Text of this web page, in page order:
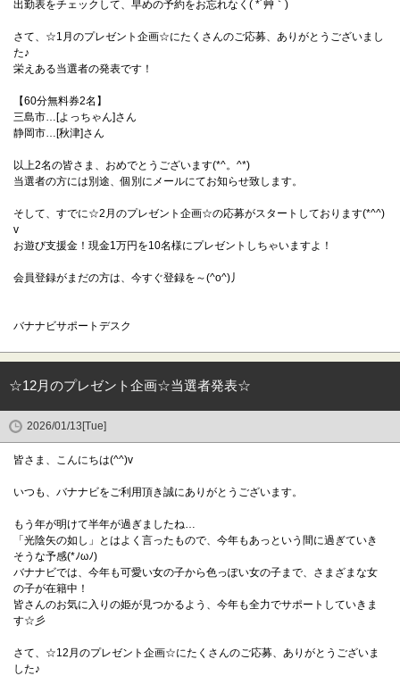
出勤表をチェックして、早めの予約をお忘れなく( *´艸｀)
さて、☆1月のプレゼント企画☆にたくさんのご応募、ありがとうございまし
た♪
栄えある当選者の発表です！
【60分無料券2名】
三島市…[よっちゃん]さん
静岡市…[秋津]さん
以上2名の皆さま、おめでとうございます(*^。^*)
当選者の方には別途、個別にメールにてお知らせ致します。
そして、すでに☆2月のプレゼント企画☆の応募がスタートしております(*^^)
v
お遊び支援金！現金1万円を10名様にプレゼントしちゃいますよ！
会員登録がまだの方は、今すぐ登録を～(^o^)丿
バナナビサポートデスク
☆12月のプレゼント企画☆当選者発表☆
2026/01/13[Tue]
皆さま、こんにちは(^^)v
いつも、バナナビをご利用頂き誠にありがとうございます。
もう年が明けて半年が過ぎましたね…
「光陰矢の如し」とはよく言ったもので、今年もあっという間に過ぎていき
そうな予感(*ﾉωﾉ)
バナナビでは、今年も可愛い女の子から色っぽい女の子まで、さまざまな女
の子が在籍中！
皆さんのお気に入りの姫が見つかるよう、今年も全力でサポートしていきま
す☆彡
さて、☆12月のプレゼント企画☆にたくさんのご応募、ありがとうございま
した♪